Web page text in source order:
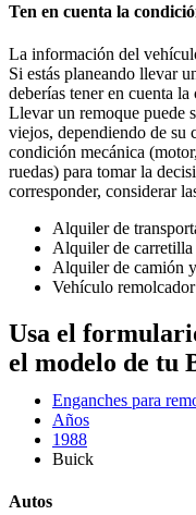
Ten en cuenta la
La información del
Si estás planeando llevar
deberías tener en cuenta
Llevar un remoque puede
viejos, dependiendo de su
condición mecánica
ruedas) para tomar la
corresponder, considerar
Alquiler de
Alquiler de
Alquiler de camión
Vehículo
Usa el
el modelo de tu
Enganches para
Años
1988
Buick
Autos